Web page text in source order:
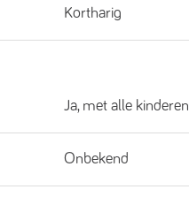
Kortharig
Ja, met alle kinderen
Onbekend